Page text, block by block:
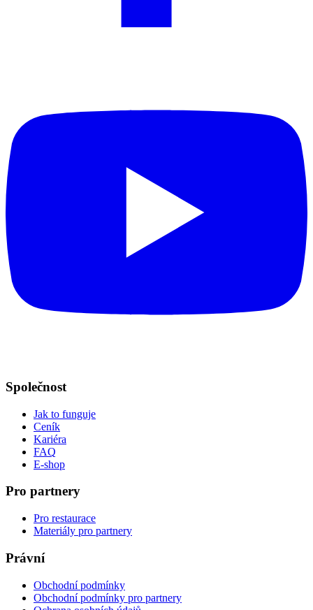
Společnost
Jak to funguje
Ceník
Kariéra
FAQ
E-shop
Pro partnery
Pro restaurace
Materiály pro partnery
Právní
Obchodní podmínky
Obchodní podmínky pro partnery